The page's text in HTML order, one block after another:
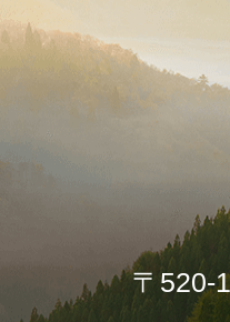
〒520-